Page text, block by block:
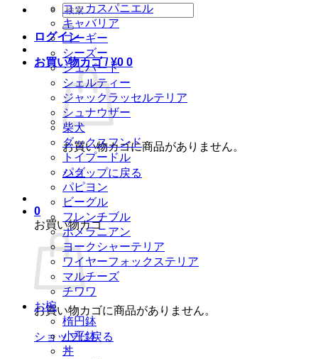
検
索
対
象:
ログイン
お買い物カゴ /¥0 0
お買い物カゴに商品がありません。
ショップに戻る
0
お買い物カゴ
お買い物カゴに商品がありません。
ショップに戻る
コッカスパニエル
キャバリア
コーギー
シーズー
シェパード
シェルティー
ジャックラッセルテリア
シュナウザー
柴犬
ダックスフンド
トイプードル
パグ
パピヨン
ビーグル
フレンチブル
ポメラニアン
ヨークシャーテリア
ワイヤーフォックステリア
マルチーズ
チワワ
お椀
楕円鉢
小平鉢
丼